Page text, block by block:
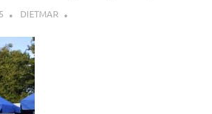
DIETMAR